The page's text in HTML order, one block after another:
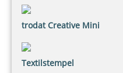
trodat Creative Mini
Textilstempel